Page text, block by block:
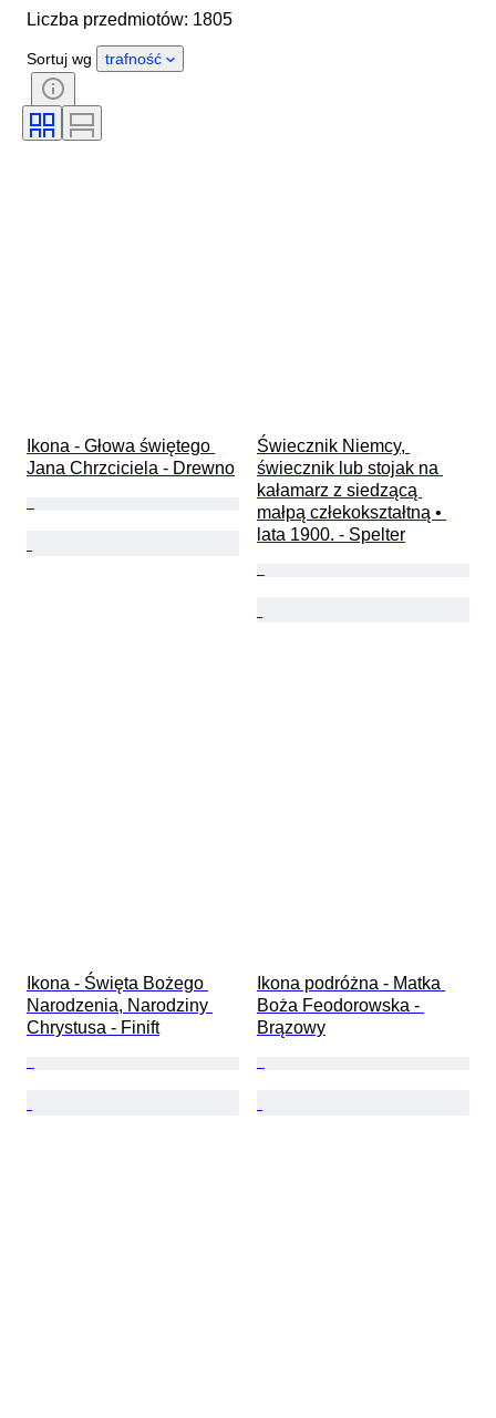
Kraj pochodzenia
Stan
Certyfikacja
Podpis
Mechanizm zegarka
Liczba przedmiotów: 1805
Sortuj wg trafność
Ikona - Głowa świętego
Jana Chrzciciela - Drewno
Świecznik Niemcy,
świecznik lub stojak na
kałamarz z siedzącą
małpą człekokształtną •
lata 1900. - Spelter
Ikona - Święta Bożego
Narodzenia, Narodziny
Chrystusa - Finift
Ikona podróżna - Matka
Boża Feodorowska -
Brązowy